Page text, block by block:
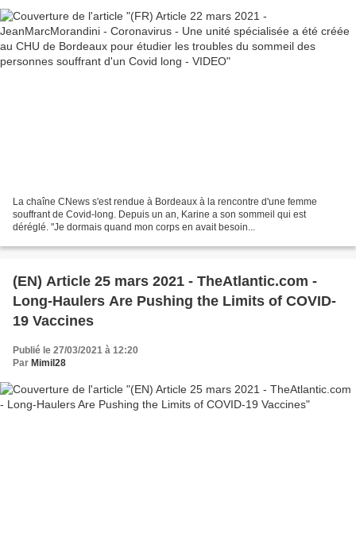
La chaîne CNews s'est rendue à Bordeaux à la rencontre d'une femme
souffrant de Covid-long. Depuis un an, Karine a son sommeil qui est
déréglé. "Je dormais quand mon corps en avait besoin...
(EN) Article 25 mars 2021 - TheAtlantic.com -
Long-Haulers Are Pushing the Limits of COVID-
19 Vaccines
Publié le 27/03/2021 à 12:20
Par Mimil28